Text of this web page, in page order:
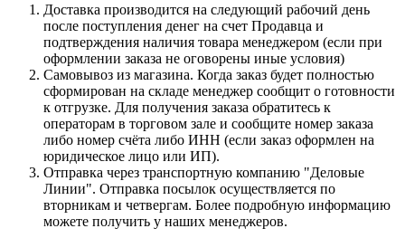
Доставка производится на следующий рабочий день
после поступления денег на счет Продавца и
подтверждения наличия товара менеджером (если при
оформлении заказа не оговорены иные условия)
Самовывоз из магазина. Когда заказ будет полностью
сформирован на складе менеджер сообщит о готовности
к отгрузке. Для получения заказа обратитесь к
операторам в торговом зале и сообщите номер заказа
либо номер счёта либо ИНН (если заказ оформлен на
юридическое лицо или ИП).
Отправка через транспортную компанию "Деловые
Линии". Отправка посылок осуществляется по
вторникам и четвергам. Более подробную информацию
можете получить у наших менеджеров.